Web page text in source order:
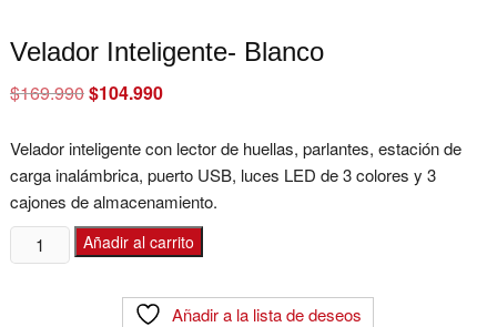
Velador Inteligente- Blanco
$169.990Original
price
$169.990.
$104.990Current
$104.990.
Velador inteligente con lector de huellas, parlantes, estación de
carga inalámbrica, puerto USB, luces LED de 3 colores y 3
cajones de almacenamiento.
Velador
Inteligente-
Añadir al carrito
Añadir a la lista de deseos